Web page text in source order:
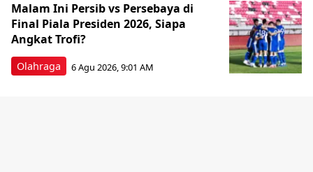
Olahraga
Malam Ini Persib vs Persebaya di
Final Piala Presiden 2026, Siapa
Angkat Trofi?
6 Agu 2026, 9:01 AM